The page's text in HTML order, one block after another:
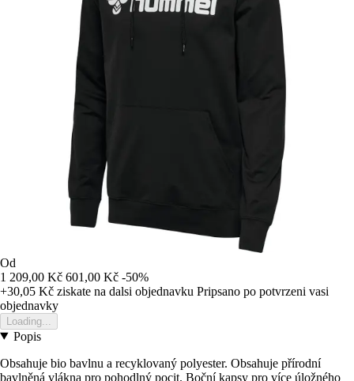
Od
1 209,00 Kč 601,00 Kč -50%
+30,05 Kč ziskate na dalsi objednavku Pripsano po potvrzeni vasi
objednavky
Loading...
Popis
Obsahuje bio bavlnu a recyklovaný polyester. Obsahuje přírodní
bavlněná vlákna pro pohodlný pocit. Boční kapsy pro více úložného